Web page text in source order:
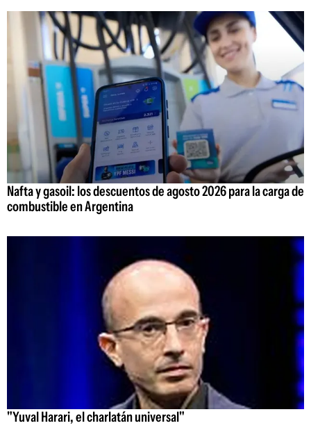
Nafta y gasoil: los descuentos de agosto 2026 para la carga de
combustible en Argentina
"Yuval Harari, el charlatán universal"